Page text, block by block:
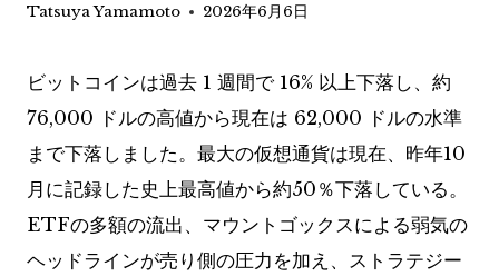
Tatsuya Yamamoto 2026年6月6日
ビットコインは過去 1 週間で 16% 以上下落し、約
76,000 ドルの高値から現在は 62,000 ドルの水準
まで下落しました。最大の仮想通貨は現在、昨年10
月に記録した史上最高値から約50％下落している。
ETFの多額の流出、マウントゴックスによる弱気の
ヘッドラインが売り側の圧力を加え、ストラテジー